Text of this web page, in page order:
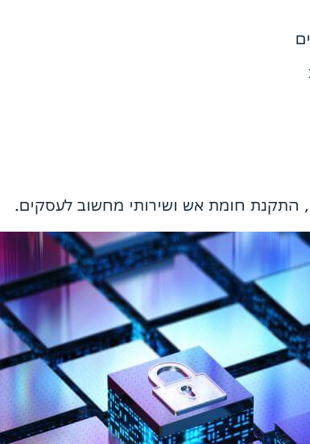
התקנת חומת אש ושירותי מחשוב לעסקים.